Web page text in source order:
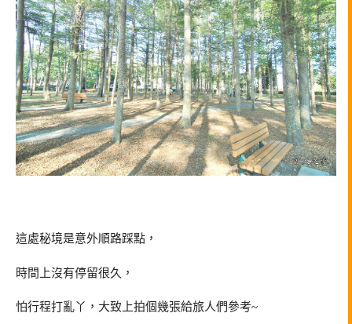
這處秘境是意外順路踩點，
時間上沒有停留很久，
怕行程打亂丫，大致上拍個幾張給旅人們參考~